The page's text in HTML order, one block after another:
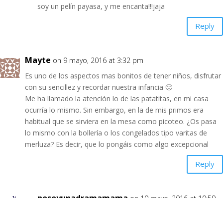
soy un pelín payasa, y me encanta!!!jaja
Reply
Mayte on 9 mayo, 2016 at 3:32 pm
Es uno de los aspectos mas bonitos de tener niños, disfrutar
con su sencillez y recordar nuestra infancia 🙂
Me ha llamado la atención lo de las patatitas, en mi casa
ocurría lo mismo. Sin embargo, en la de mis primos era
habitual que se sirviera en la mesa como picoteo. ¿Os pasa
lo mismo con la bollería o los congelados tipo varitas de
merluza? Es decir, que lo pongáis como algo excepcional
Reply